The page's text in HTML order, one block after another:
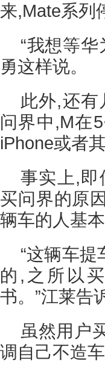
来,Mate系列
“我想等
勇这样说。
此外,还有
问界中,M在
iPhone或者
事实上,即
买问界的原
辆车的人基
“这辆车
的,之所以
书。”江莱告
虽然用户
调自己不造车